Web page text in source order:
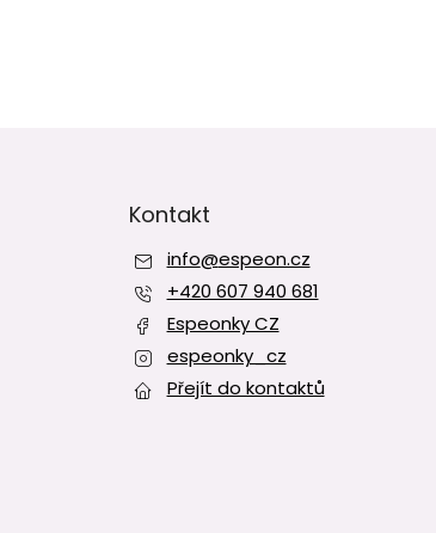
Kontakt
info@espeon.cz
+420 607 940 681
Espeonky CZ
espeonky_cz
Přejít do kontaktů